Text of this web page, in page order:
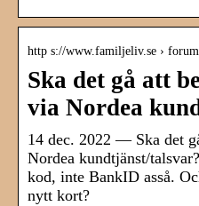
http s://www.familjeliv.se ›
Ska det gå att
via Nordea
14 dec. 2022 — Ska det
Nordea kundtjänst/
kod, inte BankID asså.
nytt kort?